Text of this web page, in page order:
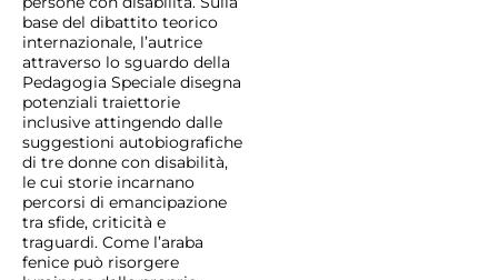
base del dibattito teorico
internazionale, l’autrice
attraverso lo sguardo della
Pedagogia Speciale disegna
potenziali traiettorie
inclusive attingendo dalle
suggestioni autobiografiche
di tre donne con disabilità,
le cui storie incarnano
percorsi di emancipazione
tra sfide, criticità e
traguardi. Come l’araba
fenice può risorgere